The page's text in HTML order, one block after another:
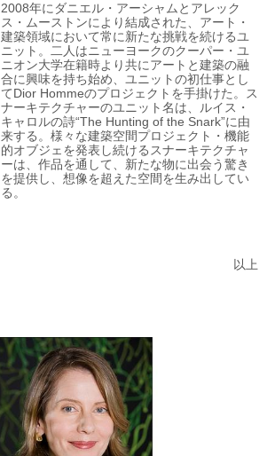
2008年にダニエル・アーシャムとアレック
ス・ムーストンにより結成された、アート・
建築領域において常に新たな挑戦を続けるユ
ニット。二人はニューヨークのクーパー・ユ
ニオン大学在籍時より共にアートと建築の融
合に興味を持ち始め、ユニットの初仕事とし
てDior Hommeのプロジェクトを手掛けた。ス
ナーキテクチャーのユニット名は、ルイス・
キャロルの詩“The Hunting of the Snark”に由
来する。様々な建築空間プロジェクト・機能
的オブジェを発表し続けるスナーキテクチャ
ーは、作品を通して、新たな物に出会う驚き
を提供し、想像を超えた空間を生み出してい
る。
以上